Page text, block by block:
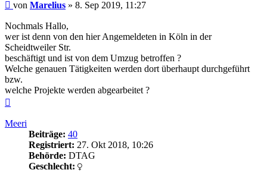
Beitrag
von Marelius » 8. Sep 2019, 11:27
Nochmals Hallo,
wer ist denn von den hier Angemeldeten in Köln in der
Scheidtweiler Str.
beschäftigt und ist von dem Umzug betroffen ?
Welche genauen Tätigkeiten werden dort überhaupt durchgeführt
bzw.
welche Projekte werden abgearbeitet ?
Meeri
Beiträge: 40
Registriert: 27. Okt 2018, 10:26
Behörde: DTAG
Geschlecht: